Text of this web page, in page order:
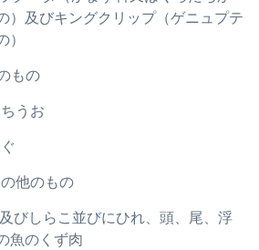
）及びキングクリップ（ゲニュプテ
もの
うお
の他のもの
びしらこ並びにひれ、頭、尾、浮
魚のくず肉